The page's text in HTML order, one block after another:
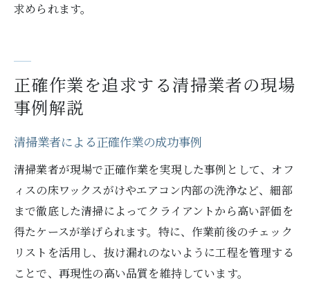
求められます。
正確作業を追求する清掃業者の現場
事例解説
清掃業者による正確作業の成功事例
清掃業者が現場で正確作業を実現した事例として、オフ
ィスの床ワックスがけやエアコン内部の洗浄など、細部
まで徹底した清掃によってクライアントから高い評価を
得たケースが挙げられます。特に、作業前後のチェック
リストを活用し、抜け漏れのないように工程を管理する
ことで、再現性の高い品質を維持しています。